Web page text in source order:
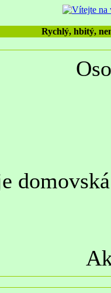
Rychlý, hbitý,